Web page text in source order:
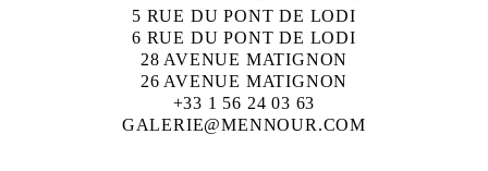
5 RUE DU PONT DE LODI
6 RUE DU PONT DE LODI
28 AVENUE MATIGNON
26 AVENUE MATIGNON
+33 1 56 24 03 63
GALERIE@MENNOUR.COM